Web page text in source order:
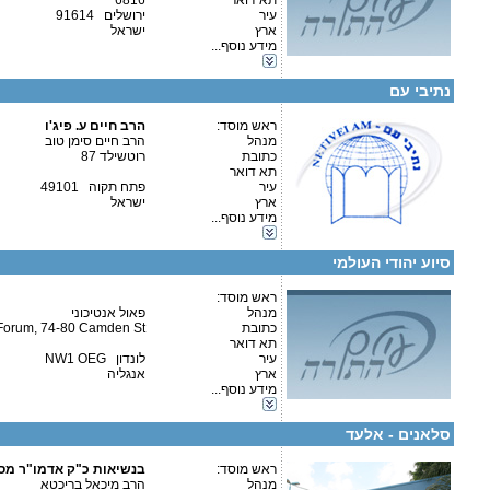
עיר
ירושלים 91614
ארץ
ישראל
מידע נוסף...
קטגוריות:
נתיבי עם
ראש מוסד:
הרב חיים ע. פיג'ו
מנהל
הרב חיים סימן טוב
כתובת
רוטשילד 87
תא דואר
עיר
פתח תקוה 49101
ארץ
ישראל
מידע נוסף...
טלפון 1:
טלפון 2:
פקס
קטגוריות:
אגודות וארגונים-צדקה
סיוע יהודי העולמי
ראש מוסד:
מנהל
פאול אנטיכוני
כתובת
74-80 Camden St
תא דואר
עיר
לונדון NW1 OEG
ארץ
אנגליה
מידע נוסף...
פרטים נוספים:
טלפון 1:
טלפון 2:
פקס
אגודות וארגונים-צדקה
סלאנים - אלעד
ראש מוסד:
בנשיאות כ"ק אדמו"ר
מנהל
הרב מיכאל בריכטא
פרטים נוספים:
טלפון 1:
טלפון 2:
פקס
מספר עמותה:
כתובת למשלוח מכתבים: הלל 50/3 אלעד